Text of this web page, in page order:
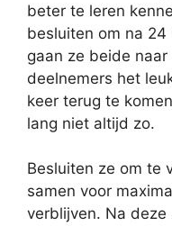
beter te leren
besluiten om na
gaan ze beide
deelnemers het
keer terug te
lang niet altijd zo.
Besluiten ze om te
samen voor
verblijven. Na